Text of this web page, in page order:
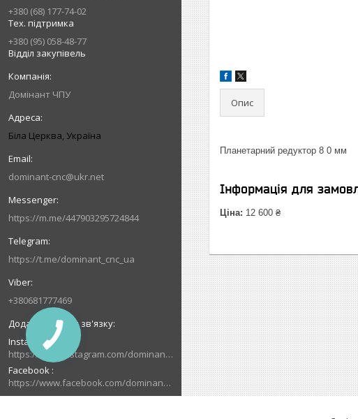
+380 (68) 177-74-02
Тех. підтримка
+380 (95) 058-48-77
Відділ закупівель
Домінант ЧПУ
Біла Церква, Україна
dominant-cnc@ukr.net
https://m.me/447903295724844
https://t.me/dominant_cnc_ua
+380681777469
Instagram
https://www.instagram.com/dominant_cnc
Facebook
https://www.facebook.com/dominantcnc
Опис
Планетарний редуктор 8 0 мм
Інформація для
Ціна: 12 600 ₴
КНОПКА
ЗВ'ЯЗКУ